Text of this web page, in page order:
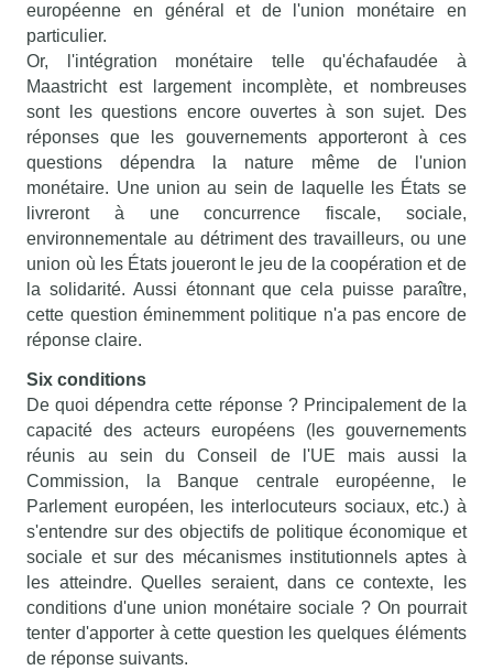
européenne en général et de l'union monétaire en
particulier.
Or, l'intégration monétaire telle qu'échafaudée à
Maastricht est largement incomplète, et nombreuses
sont les questions encore ouvertes à son sujet. Des
réponses que les gouvernements apporteront à ces
questions dépendra la nature même de l'union
monétaire. Une union au sein de laquelle les États se
livreront à une concurrence fiscale, sociale,
environnementale au détriment des travailleurs, ou une
union où les États joueront le jeu de la coopération et de
la solidarité. Aussi étonnant que cela puisse paraître,
cette question éminemment politique n'a pas encore de
réponse claire.
Six conditions
De quoi dépendra cette réponse ? Principalement de la
capacité des acteurs européens (les gouvernements
réunis au sein du Conseil de l'UE mais aussi la
Commission, la Banque centrale européenne, le
Parlement européen, les interlocuteurs sociaux, etc.) à
s'entendre sur des objectifs de politique économique et
sociale et sur des mécanismes institutionnels aptes à
les atteindre. Quelles seraient, dans ce contexte, les
conditions d'une union monétaire sociale ? On pourrait
tenter d'apporter à cette question les quelques éléments
de réponse suivants.